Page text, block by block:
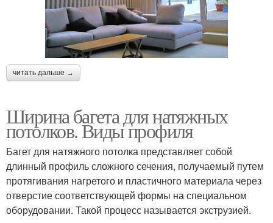
читать дальше →
Ширина багета для натяжных
потолков. Виды профиля
Багет для натяжного потолка представляет собой
длинный профиль сложного сечения, получаемый путем
протягивания нагретого и пластичного материала через
отверстие соответствующей формы на специальном
оборудовании. Такой процесс называется экструзией.